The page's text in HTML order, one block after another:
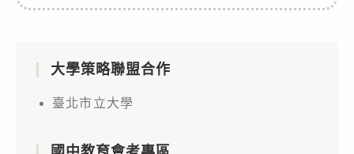
大學策略聯盟合作
臺北市立大學